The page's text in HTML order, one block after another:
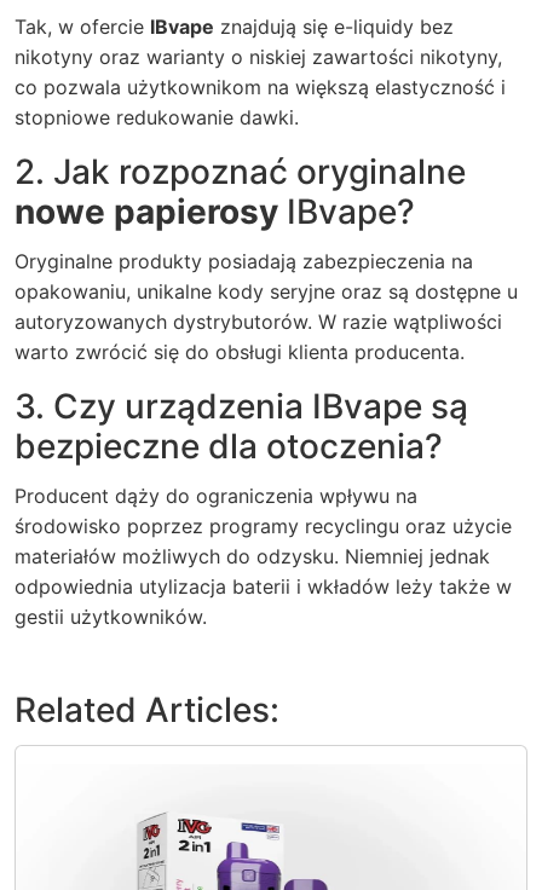
Tak, w ofercie IBvape znajdują się e-liquidy bez
nikotyny oraz warianty o niskiej zawartości nikotyny,
co pozwala użytkownikom na większą elastyczność i
stopniowe redukowanie dawki.
2. Jak rozpoznać oryginalne
nowe papierosy IBvape?
Oryginalne produkty posiadają zabezpieczenia na
opakowaniu, unikalne kody seryjne oraz są dostępne u
autoryzowanych dystrybutorów. W razie wątpliwości
warto zwrócić się do obsługi klienta producenta.
3. Czy urządzenia IBvape są
bezpieczne dla otoczenia?
Producent dąży do ograniczenia wpływu na
środowisko poprzez programy recyclingu oraz użycie
materiałów możliwych do odzysku. Niemniej jednak
odpowiednia utylizacja baterii i wkładów leży także w
gestii użytkowników.
Related Articles: